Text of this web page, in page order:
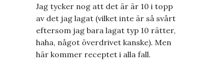
Jag tycker nog att det är är 10 i topp
av det jag lagat (vilket inte är så svårt
eftersom jag bara lagat typ 10 rätter,
haha, något överdrivet kanske). Men
här kommer receptet i alla fall.